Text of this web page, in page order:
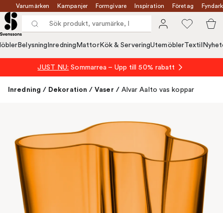
Varumärken Kampanjer Formgivare Inspiration Företag
Belysning Inredning MattorKök & ServeringUtemöblerTextil
JUST NU: Sommarrea – Upp till 50% rabatt
Inredning / Dekoration / Vaser / Alvar Aalto vas koppar